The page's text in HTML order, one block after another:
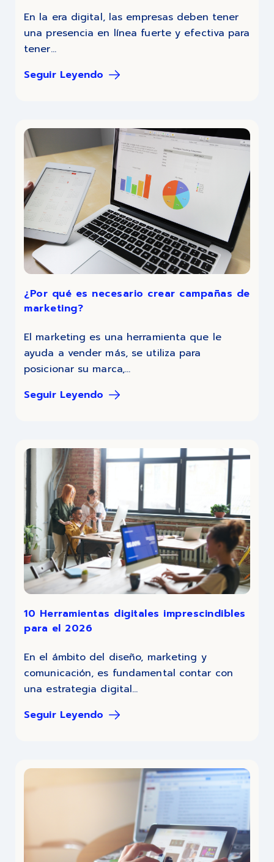
En la era digital, las empresas deben tener
una presencia en línea fuerte y efectiva para
tener...
Seguir Leyendo
¿Por qué es necesario crear campañas de
marketing?
El marketing es una herramienta que le
ayuda a vender más, se utiliza para
posicionar su marca,...
Seguir Leyendo
10 Herramientas digitales imprescindibles
para el 2026
En el ámbito del diseño, marketing y
comunicación, es fundamental contar con
una estrategia digital...
Seguir Leyendo